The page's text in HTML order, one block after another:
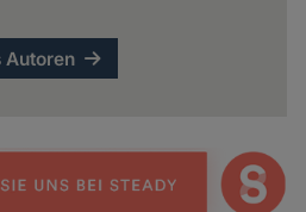
Autoren